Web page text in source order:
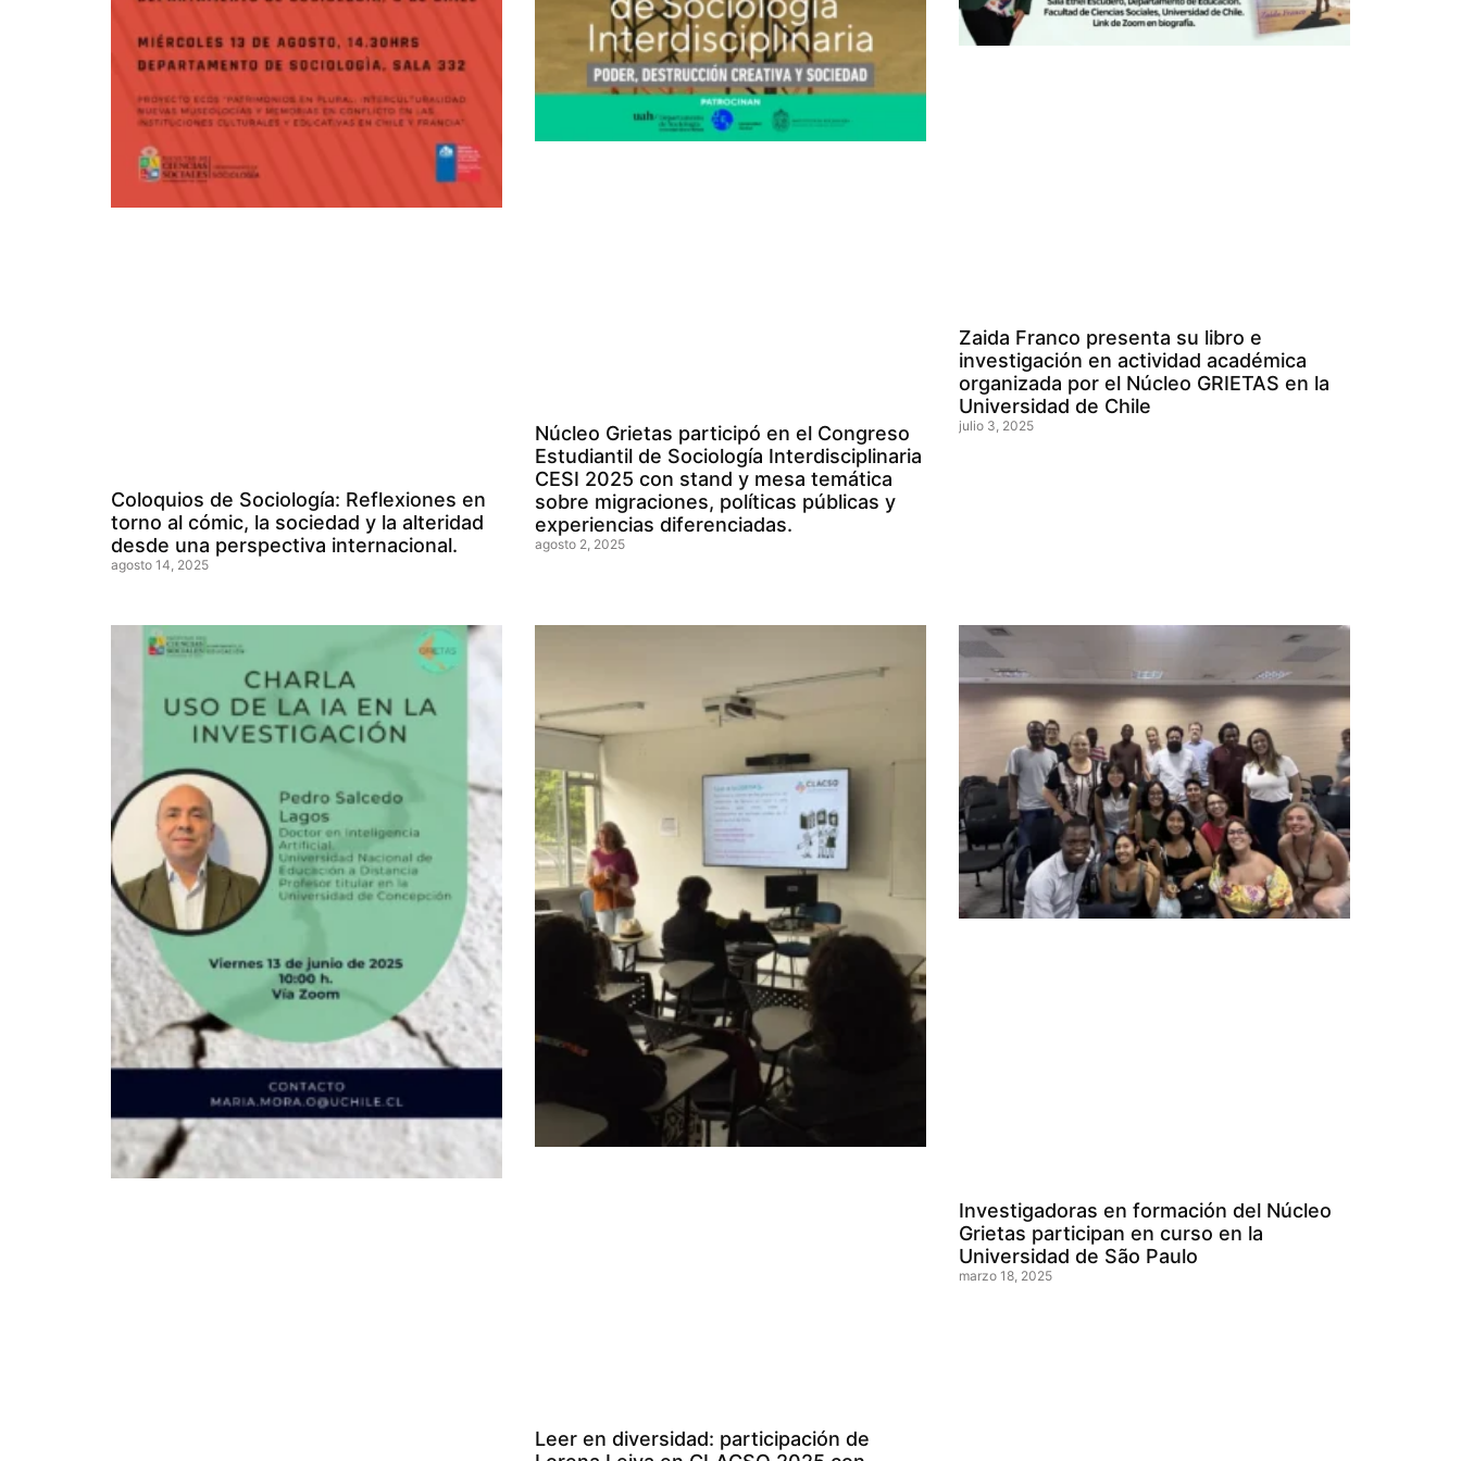
Coloquios de Sociología: Reflexiones en
torno al cómic, la sociedad y la alteridad
desde una perspectiva internacional.
agosto 14, 2025
Núcleo Grietas participó en el Congreso
Estudiantil de Sociología Interdisciplinaria
CESI 2025 con stand y mesa temática
sobre migraciones, políticas públicas y
experiencias diferenciadas.
agosto 2, 2025
Zaida Franco presenta su libro e
investigación en actividad académica
organizada por el Núcleo GRIETAS en la
Universidad de Chile
julio 3, 2025
Leer en diversidad: participación de
Investigadoras en formación del Núcleo
Grietas participan en curso en la
Universidad de São Paulo
marzo 18, 2025